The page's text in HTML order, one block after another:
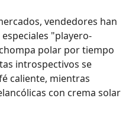
vendedores han
"playero-
polar por tiempo
introspectivos se
caliente, mientras
con crema solar